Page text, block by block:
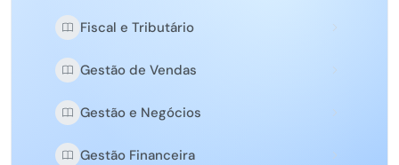
Fiscal e Tributário
Gestão de Vendas
Gestão e Negócios
Gestão Financeira